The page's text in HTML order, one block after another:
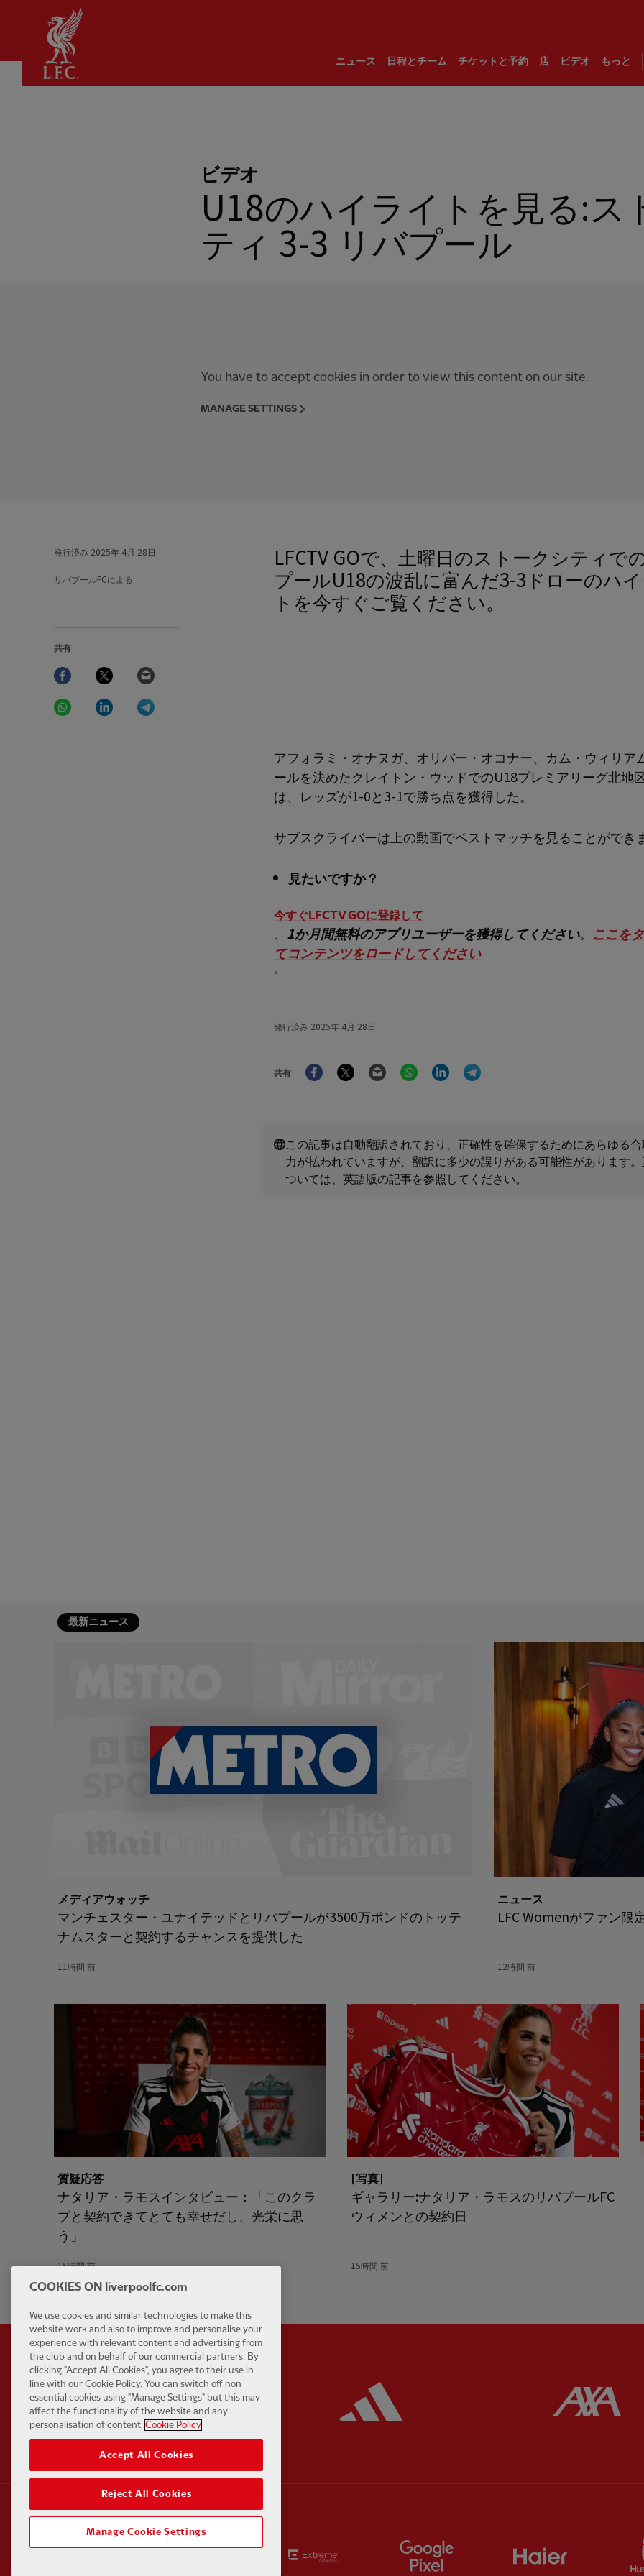
ニュース 日程とチーム チケットと予約 店 ビデオ もっと
ビデオ
U18のハイライトを見る:ス
ティ 3-3 リバプール
You have to accept cookies in order to view this content on our site.
MANAGE SETTINGS
発行済み 2025年 4月 28日
リバプールFCによる
共有
Facebook Twitter
WhatsAppLinkedIn
LFCTV GOで、土曜日のストークシティで
プールU18の波乱に富んだ3-3ドローのハ
トを今すぐご覧ください。
アフォラミ・オナヌガ、オリバー・オコナー、カム・ウィリア
ールを決めたクレイトン・ウッドでのU18プレミアリーグ北地
は、レッズが1-0と3-1で勝ち点を獲得した。
サブスクライバーは上の動画でベストマッチを見ることができま
見たいですか？
今すぐLFCTV GOに登録して
、 1か月間無料のアプリユーザーを獲得してください。 ここを
てコンテンツをロードしてください
。
発行済み 2025年 4月 28日
共有
FacebookTwitter Email WhatsAppLinkedIn
この記事は自動翻訳されており、正確性を確保するためにあらゆる
力が払われていますが、翻訳に多少の誤りがある可能性があります
ついては、英語版の記事を参照してください。
最新ニュース
メディアウォッチ
マンチェスター・ユナイテッドとリバプールが3500万ポンドのトッテ
ナムスターと契約するチャンスを提供した
11時間 前
ニュース
LFC Womenがファン限
12時間 前
質疑応答
ナタリア・ラモスインタビュー：「このクラ
ブと契約できてとても幸せだし、光栄に思
う」
15時間 前
[写真]
ギャラリー:ナタリア・ラモスのリバプールFC
ウィメンとの契約日
15時間 前
Partner:
Partner:EA Sports Partner: Extreme Partner: Google Pixel
COOKIES ON liverpoolfc.com
We use cookies and similar technologies to make this
website work and also to improve and personalise your
experience with relevant content and advertising from
the club and on behalf of our commercial partners. By
clicking "Accept All Cookies", you agree to their use in
line with our Cookie Policy. You can switch off non
essential cookies using "Manage Settings" but this may
affect the functionality of the website and any
personalisation of content. Cookie Policy
Accept All Cookies
Reject All Cookies
Manage Cookie Settings